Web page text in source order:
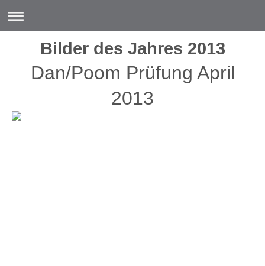
Bilder des Jahres 2013
Dan/Poom Prüfung April
2013